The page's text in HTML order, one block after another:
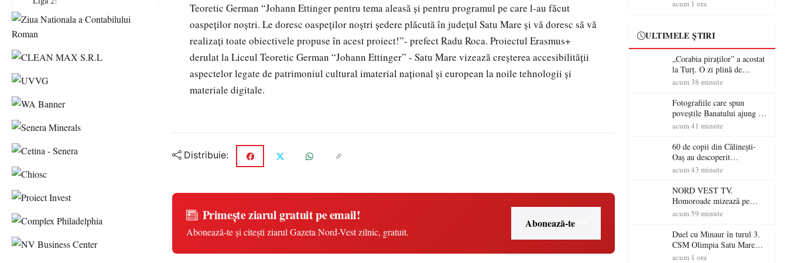
Teoretic German “Johann Ettinger pentru tema aleasă și pentru programul pe care l-au făcut
oaspeților noștri. Le doresc oaspeților noștri ședere plăcută în județul Satu Mare și vă doresc să vă
realizați toate obiectivele propuse în acest proiect!”- prefect Radu Roca. Proiectul Erasmus+
derulat la Liceul Teoretic German “Johann Ettinger” - Satu Mare vizează creșterea accesibilității
aspectelor legate de patrimoniul cultural imaterial național și european la noile tehnologii și
materiale digitale.
Distribuie:
Primește ziarul gratuit pe email!
Abonează-te și citești ziarul Gazeta Nord-Vest zilnic, gratuit.
Abonează-te
acum 1 ora
ULTIMELE ȘTIRI
„Corabia piraților” a acostat
la Turț. O zi plină de
aventură și lecții despre
tabăra de vară
acum 38 minute
Fotografiile care spun
poveștile Banatului ajung la
Muzeul de Artă Satu Mare
acum 41 minute
60 de copii din Călinești-
Oaș au descoperit
patrimoniul local la Casa
acum 43 minute
NORD VEST TV.
Homoroade mizează pe
tradiție, turism și investiții.
„Oțeloaia rămâne un brand
al Codrului”
acum 59 minute
Duel cu Minaur în turul 3.
CSM Olimpia Satu Mare
începe aventura în Cupa
acum 1 ora